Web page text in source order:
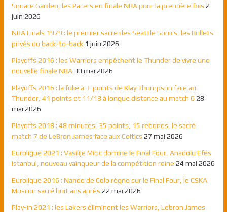
Square Garden, les Pacers en finale NBA pour la première fois 2
juin 2026
NBA Finals 1979 : le premier sacre des Seattle Sonics, les Bullets
privés du back-to-back 1 juin 2026
Playoffs 2016 : les Warriors empêchent le Thunder de vivre une
nouvelle finale NBA 30 mai 2026
Playoffs 2016 : la folie à 3-points de Klay Thompson face au
Thunder, 41 points et 11/18 à longue distance au match 6 28
mai 2026
Playoffs 2018 : 48 minutes, 35 points, 15 rebonds, le sacré
match 7 de LeBron James face aux Celtics 27 mai 2026
Euroligue 2021 : Vasilije Micic domine le Final Four, Anadolu Efes
Istanbul, nouveau vainqueur de la compétition reine 24 mai 2026
Euroligue 2016 : Nando de Colo règne sur le Final Four, le CSKA
Moscou sacré huit ans après 22 mai 2026
Play-in 2021 : les Lakers éliminent les Warriors, Lebron James